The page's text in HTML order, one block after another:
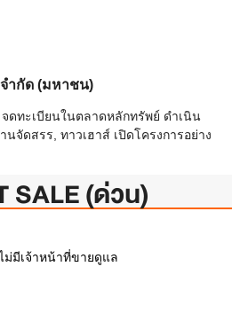
ำกัด (มหาชน)
ดทะเบียนในตลาดหลักทรัพย์ ดำเนิน
จัดสรร, ทาวเฮาส์ เปิดโครงการอย่าง
SALE (ด่วน)
มีเจ้าหน้าที่ขายดูแล